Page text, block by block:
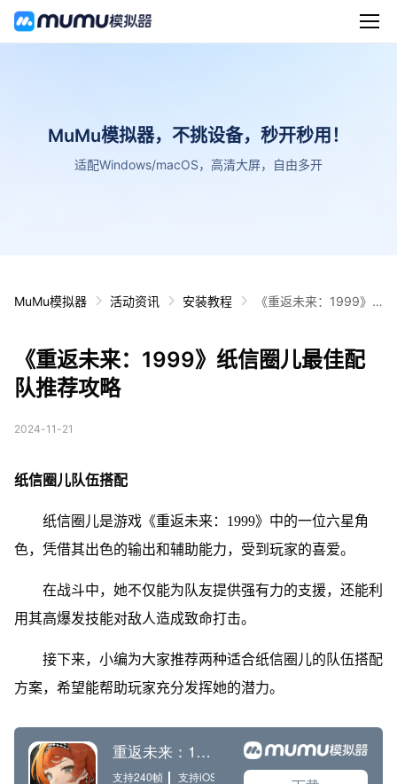
MuMu模拟器，不挑设备，秒开秒用！
适配Windows/macOS，高清大屏，自由多开
MuMu模拟器 活动资讯 安装教程
《重返未来：1999》
《重返未来：1999》纸信圈儿最佳配
队推荐攻略
2024-11-21
纸信圈儿队伍搭配
纸信圈儿是游戏《重返未来：1999》中的一位六星角
色，凭借其出色的输出和辅助能力，受到玩家的喜爱。
在战斗中，她不仅能为队友提供强有力的支援，还能利
用其高爆发技能对敌人造成致命打击。
接下来，小编为大家推荐两种适合纸信圈儿的队伍搭配
方案，希望能帮助玩家充分发挥她的潜力。